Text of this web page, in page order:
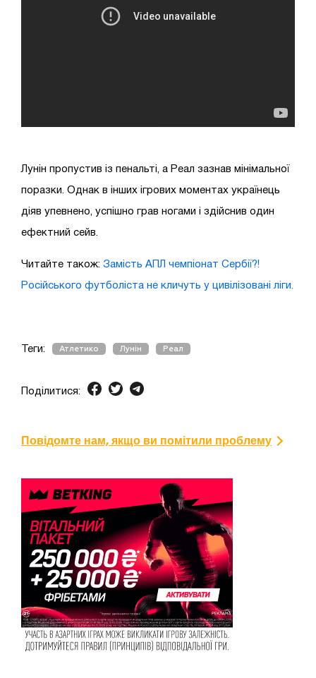
Лунін пропустив із пенальті, а Реал зазнав мінімальної
поразки. Однак в інших ігрових моментах українець
діяв упевнено, успішно грав ногами і здійснив один
ефектний сейв.
Читайте також: Замість АПЛ чемпіонат Сербії?!
Російського футболіста не кличуть у цивілізовані ліги.
Теги: Атлетико Лунін Реал
Поділитися:
Повідомте нам, якщо ви помітили проблему